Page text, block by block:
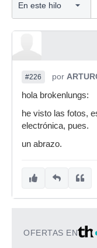
#226 por
hola brokenlungs:
he visto las fotos,
electrónica, pues.
un abrazo.
OFERTAS EN